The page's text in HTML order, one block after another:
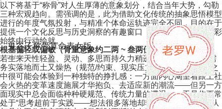
以下将基于“称骨”对人生厚薄的意象划分，结合当年大势，勾勒
三种宏观趋向。需强调的是，此为借助文化传统的抽象思悟模型
进行的年度气氛投射，与精准个体命运轨迹完全不同，目的在于
提供一个文化反思与历史洞察的有趣窗口，人生画卷的浓墨色彩
始终由行动绘就。
根基偏轻或偏敏（骨重意象约二两 ~ 叁两伍钱区段）
若生来天性轻盈、灵动、多思而持久力稍逊——在这一“火明需
务实落地而土又燥热（规范/约束、现实压力大的环境气氛”）之
中很可能会体验到一种独特的挣扎感：一方面内心渴望着跟上社
会火热的变革速度施展才华抱负、去适应新的潮流——但另一方
面现实中总会面临种种硬规范、传统力量的滞迟——于是你更常
处于“思考超前于实践——想法很多落地却较不易”，或是在团队
鬼谷子称骨算命表女版
2026-07-31